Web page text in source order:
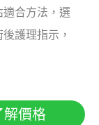
適合方法，選
護理指示，
解價格